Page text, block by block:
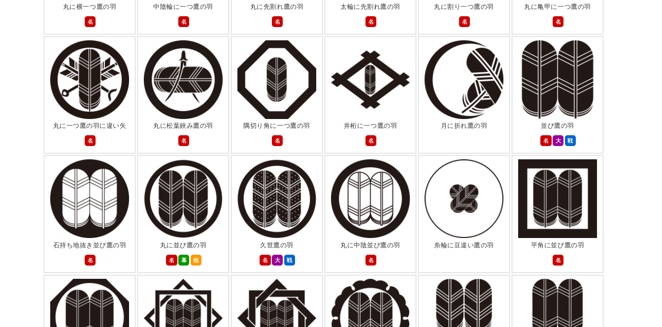
丸に横一つ鷹の羽
名
中陰輪に一つ鷹の羽
名
丸に先割れ鷹の羽
名
太輪に先割れ鷹の羽
名
丸に割り一つ鷹の羽
名
丸に亀甲に一つ鷹の羽
名
丸に一つ鷹の羽に違い矢
名
丸に松葉鋏み鷹の羽
名
隅切り角に一つ鷹の羽
名
井桁に一つ鷹の羽
名
月に折れ鷹の羽
並び鷹の羽
名
大 戦
石持ち地抜き並び鷹の羽
名
丸に並び鷹の羽
名
幕 他
久世鷹の羽
名
大 戦
丸に中陰並び鷹の羽
名
糸輪に豆違い鷹の羽
平角に並び鷹の羽
名